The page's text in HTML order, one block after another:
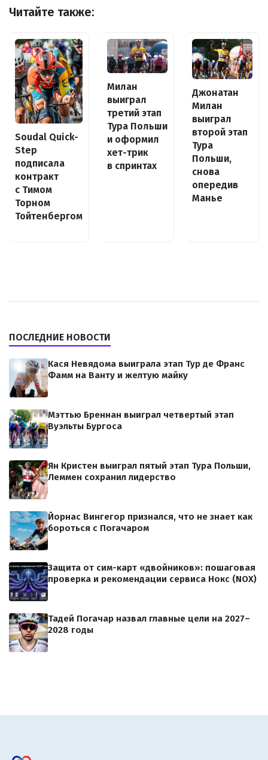
Читайте также:
Soudal Quick-
Step
подписала
контракт
с Тимом
Торном
Тойтенбергом
Милан
выиграл
третий этап
Тура Польши
и оформил
хет-трик
в спринтах
Джонатан
Милан
выиграл
второй этап
Тура
Польши,
снова
опередив
Манье
ПОСЛЕДНИЕ НОВОСТИ
Кася Невядома выиграла этап Тур де Франс
Фамм на Ванту и желтую майку
Мэттью Бреннан выиграл четвертый этап
Вуэльты Бургоса
Ян Кристен выиграл пятый этап Тура Польши,
Леммен сохранил лидерство
Йорнас Вингегор признался, что не знает как
бороться с Погачаром
Защита от сим-карт «двойников»: пошаговая
проверка и рекомендации сервиса Нокс (NOX)
Тадей Погачар назвал главные цели на 2027–
2028 годы